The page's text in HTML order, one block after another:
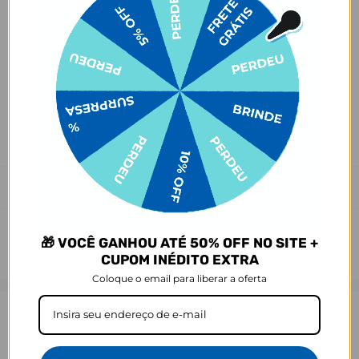
Antes de garantir seu acessório, dá uma conferida no modelo do
seu celular! Os modelos 5G geralmente têm telas maiores que as
outras versões, então certifique-se de que o seu escolhido vai
encaixar direitinho. Fique de olho e escolha certinho para tudo
combinar com seu smartphone! 😎📱
*Imagens meramente ilustrativas, o produto final pode sofrer uma
leve variação de cor/tonalidade.
Prazo de Postagem
Opinião dos consumidores
🎁 VOCÊ GANHOU ATÉ 50% OFF NO SITE +
CUPOM INÉDITO EXTRA
Coloque o email para liberar a oferta